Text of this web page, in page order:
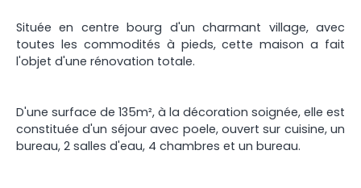
Située en centre bourg d'un charmant village, avec
toutes les commodités à pieds, cette maison a fait
l'objet d'une rénovation totale.
D'une surface de 135m², à la décoration soignée, elle est
constituée d'un séjour avec poele, ouvert sur cuisine, un
bureau, 2 salles d'eau, 4 chambres et un bureau.